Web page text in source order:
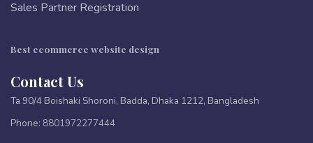
Sales Partner Registration
Best ecommerce website design
Contact Us
Ta 90/4 Boishaki Shoroni, Badda, Dhaka 1212, Bangladesh
Phone: 8801972277444